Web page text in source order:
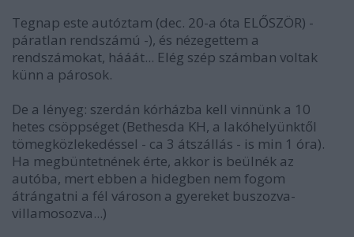
Tegnap este autóztam (dec. 20-a óta ELŐSZÖR) -
páratlan rendszámú -), és nézegettem a
rendszámokat, hááát... Elég szép számban voltak
künn a párosok.
De a lényeg: szerdán kórházba kell vinnünk a 10
hetes csöppséget (Bethesda KH, a lakóhelyünktől
tömegközlekedéssel - ca 3 átszállás - is min 1 óra).
Ha megbüntetnének érte, akkor is beülnék az
autóba, mert ebben a hidegben nem fogom
átrángatni a fél városon a gyereket buszozva-
villamosozva...)